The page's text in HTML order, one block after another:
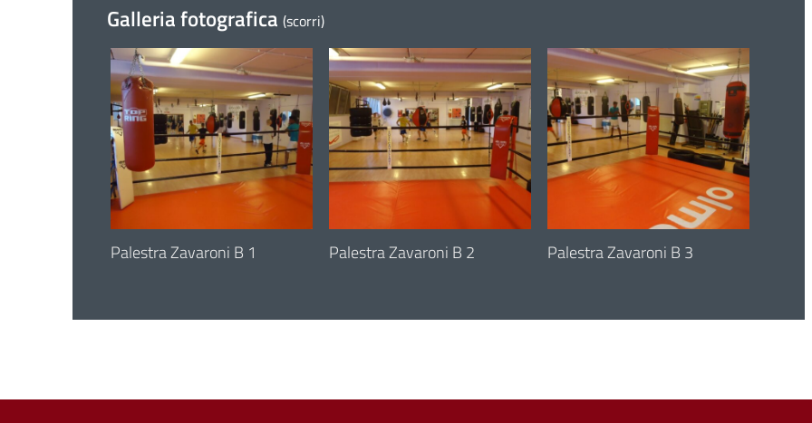
Galleria fotografica (scorri)
6 June 2023
Palestra Zavaroni B 1 6 June 2023
Palestra Zavaroni B 2 6 June 2023
Palestra Zavaroni B 3